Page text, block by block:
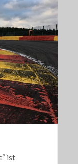
ist
389€
389€
135€
135€